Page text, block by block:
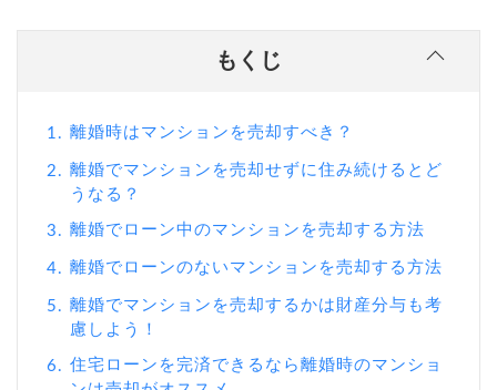
もくじ
1. 離婚時はマンションを売却すべき？
2. 離婚でマンションを売却せずに住み続けるとど
うなる？
3. 離婚でローン中のマンションを売却する方法
4. 離婚でローンのないマンションを売却する方法
5. 離婚でマンションを売却するかは財産分与も考
慮しよう！
6. 住宅ローンを完済できるなら離婚時のマンショ